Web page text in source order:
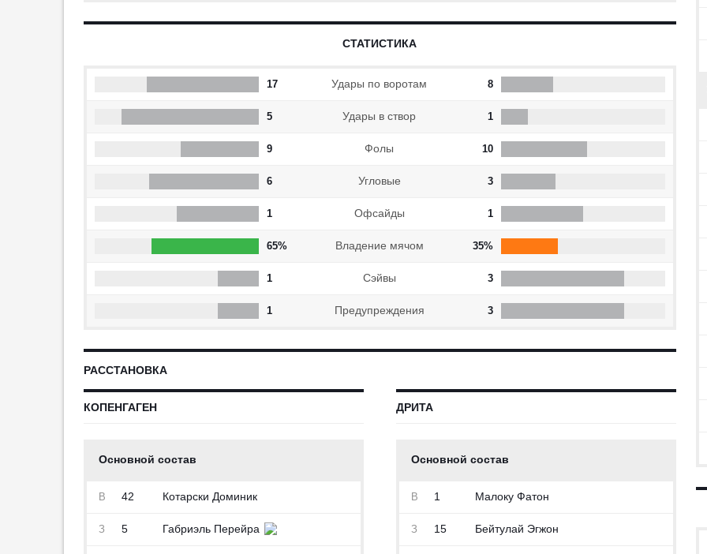
19:37
2
Помощник Семака объяснил,
почему мало играет Мостовой
родился сын
17:38
7
СТАТИСТИКА
17 Удары по воротам 8
5 Удары в створ 1
9 Фолы 10
6 Угловые 3
1 Офсайды 1
65% Владение мячом 35%
1 Cэйвы 3
1 Предупреждения 3
РАССТАНОВКА
КОПЕНГАГЕН
Основной состав
В 42 Котарски Доминик
З 5 Габриэль Перейра
ДРИТА
Основной состав
В 1 Малоку Фатон
З 15 Бейтулай Эгжон